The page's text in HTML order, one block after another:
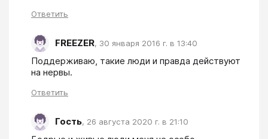
Ответить
FREEZER, 30 января 2016 г. в 13:40
Поддерживаю, такие люди и правда действуют
на нервы.
Ответить
Гость, 26 августа 2020 г. в 21:10